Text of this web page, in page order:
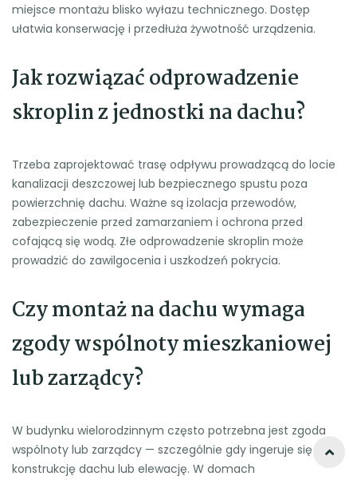
miejsce montażu blisko wyłazu technicznego. Dostęp
ułatwia konserwację i przedłuża żywotność urządzenia.
Jak rozwiązać odprowadzenie
skroplin z jednostki na dachu?
Trzeba zaprojektować trasę odpływu prowadzącą do locie
kanalizacji deszczowej lub bezpiecznego spustu poza
powierzchnię dachu. Ważne są izolacja przewodów,
zabezpieczenie przed zamarzaniem i ochrona przed
cofającą się wodą. Złe odprowadzenie skroplin może
prowadzić do zawilgocenia i uszkodzeń pokrycia.
Czy montaż na dachu wymaga
zgody wspólnoty mieszkaniowej
lub zarządcy?
W budynku wielorodzinnym często potrzebna jest zgoda
wspólnoty lub zarządcy — szczególnie gdy ingeruje się w
konstrukcję dachu lub elewację. W domach